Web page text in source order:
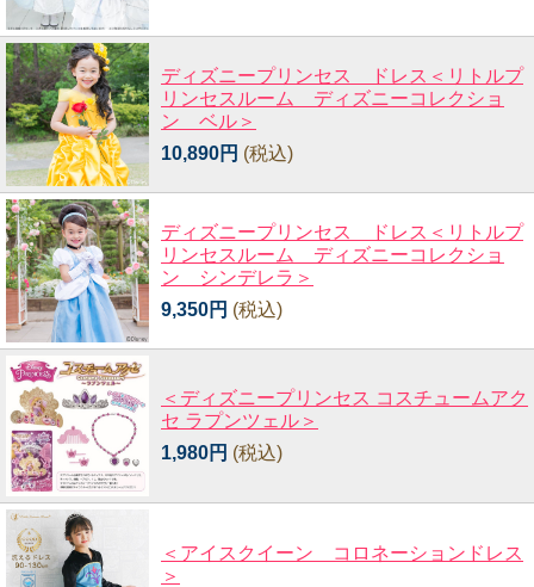
ディズニープリンセス ドレス＜リトルプ
リンセスルーム ディズニーコレクショ
ン ベル＞
10,890円 (税込)
ディズニープリンセス ドレス＜リトルプ
リンセスルーム ディズニーコレクショ
ン シンデレラ＞
9,350円 (税込)
＜ディズニープリンセス コスチュームアク
セ ラプンツェル＞
1,980円 (税込)
＜アイスクイーン コロネーションドレス
＞